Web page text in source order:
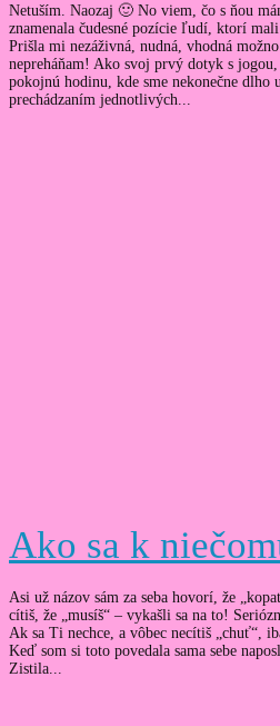
Netuším. Naozaj 🙂 No viem, čo s ňou
znamenala čudesné pozície ľudí, ktorí
Prišla mi nezáživná, nudná, vhodná
nepreháňam! Ako svoj prvý dotyk s
pokojnú hodinu, kde sme nekonečne
prechádzaním jednotlivých...
Ako sa k
Asi už názov sám za seba hovorí, že
cítiš, že „musíš“ – vykašli sa na to!
Ak sa Ti nechce, a vôbec necítiš „chuť“,
Keď som si toto povedala sama sebe
Zistila...